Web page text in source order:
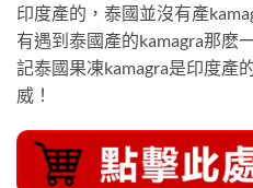
印度產的，泰國並沒有產
有遇到泰國產的kamagra那麽
記泰國果凍kamagra是印度產
威！